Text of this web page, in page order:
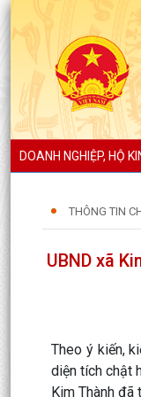
DOANH NGHIỆP, HỘ
THÔNG TIN
UBND xã
Theo ý kiến,
diện tích chật
Kim Thành